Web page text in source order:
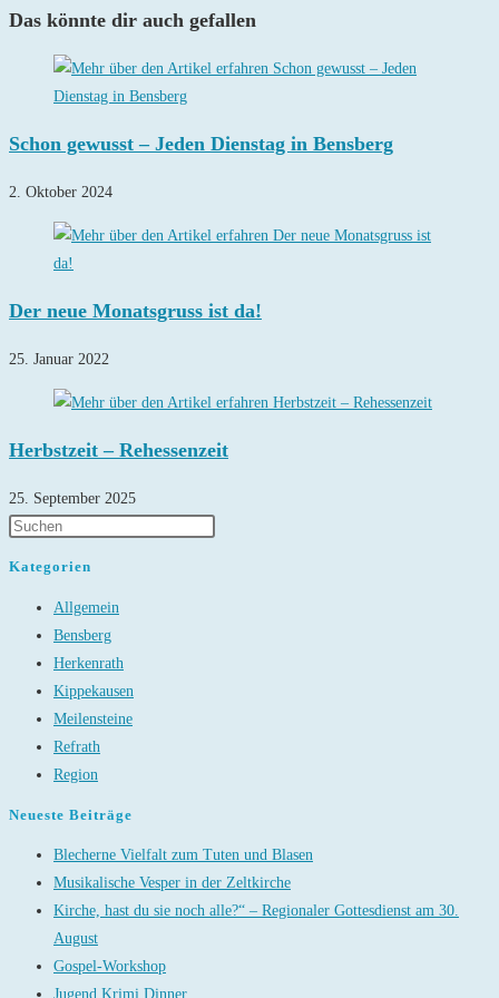
Das könnte dir auch gefallen
Schon gewusst – Jeden Dienstag in Bensberg
2. Oktober 2024
Der neue Monatsgruss ist da!
25. Januar 2022
Herbstzeit – Rehessenzeit
25. September 2025
Kategorien
Allgemein
Bensberg
Herkenrath
Kippekausen
Meilensteine
Refrath
Region
Neueste Beiträge
Blecherne Vielfalt zum Tuten und Blasen
Musikalische Vesper in der Zeltkirche
Kirche, hast du sie noch alle?“ – Regionaler Gottesdienst am 30.
August
Gospel-Workshop
Jugend Krimi Dinner